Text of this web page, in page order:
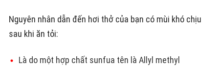
Nguyên nhân dẫn đến hơi thở của bạn có mùi khó chịu
sau khi ăn tỏi:
Là do một hợp chất sunfua tên là Allyl methyl